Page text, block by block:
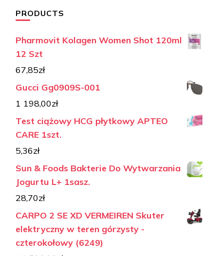
PRODUCTS
Pharmovit Kolagen Women Shot 120ml
12 Szt
67,85zł
Gucci Gg0909S-001
1 198,00zł
Test ciążowy HCG płytkowy APTEO
CARE 1szt.
5,36zł
Sun & Foods Bakterie Do Wytwarzania
Jogurtu L+ 1sasz.
28,70zł
CARPO 2 SE XD VERMEIREN Skuter
elektryczny w teren górzysty -
czterokołowy (6249)